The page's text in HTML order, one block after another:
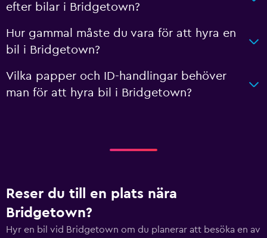
efter bilar i Bridgetown?
Hur gammal måste du vara för att hyra en
bil i Bridgetown?
Vilka papper och ID-handlingar behöver
man för att hyra bil i Bridgetown?
Reser du till en plats nära
Bridgetown?
Hyr en bil vid Bridgetown om du planerar att besöka en av